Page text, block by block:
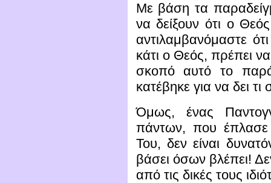
Με βάση τα
να δείξουν ότι ο
αντιλαμβανόμαστε
κάτι ο Θεός, πρέπει
σκοπό αυτό το
κατέβηκε για να δει
Όμως, ένας
πάντων, που
Του, δεν είναι
βάσει όσων βλέπει!
από τις δικές τους